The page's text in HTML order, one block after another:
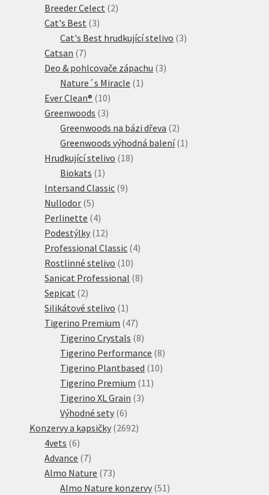
Breeder Celect 22
Cat's Best 33
produkty
Cat's Best hrudkující stelivo 33
Catsan 77
produktů
Deo & pohlcovače zápachu 33
Nature´s Miracle 1 1
Ever Clean® 1010
produktů
Greenwoods 33
produkty
Greenwoods na bázi dřeva 22
produkty
Greenwoods výhodná balení 1 1
Hrudkující stelivo 1818
Biokats 1 1
produkt
Intersand Classic 99
Nullodor 55
produktů
Perlinette 44
produkty
Podestýlky 1212
produktů
Professional Classic 44
Rostlinné stelivo 1010
produktů
Sanicat Professional 88
Sepicat 22
produkty
Silikátové stelivo 1 1
produkt
Tigerino Premium 4747
produktů
Tigerino Crystals 88
produktů
Tigerino Performance 88
produktů
Tigerino Plantbased 1010
Tigerino Premium 11 11
Tigerino XL Grain 33
Výhodné sety 66
produktů
Konzervy a kapsičky 26922692
4vets 66
produktů
Advance 77
produktů
Almo Nature 7373
produktů
Almo Nature konzervy 51 51